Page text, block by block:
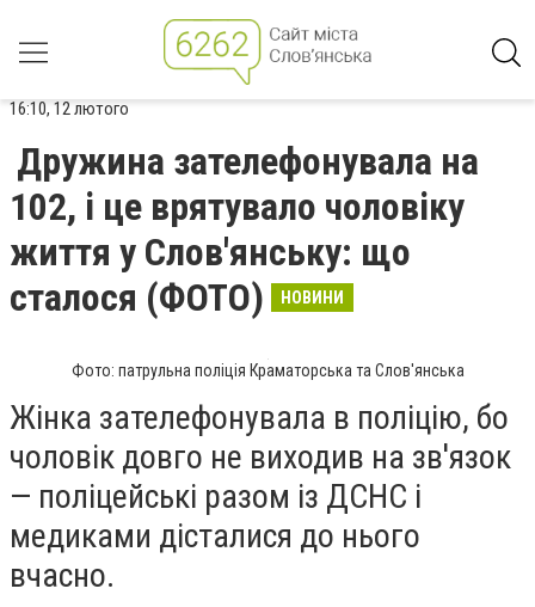
16:10, 12 лютого
Дружина зателефонувала на
102, і це врятувало чоловіку
життя у Слов'янську: що
сталося (ФОТО)
НОВИНИ
Фото: патрульна поліція Краматорська та Слов'янська
Жінка зателефонувала в поліцію, бо
чоловік довго не виходив на зв'язок
— поліцейські разом із ДСНС і
медиками дісталися до нього
вчасно.